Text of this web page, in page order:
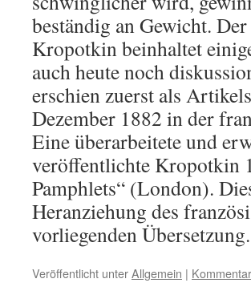
beständig an Gewicht.
Kropotkin beinhaltet
auch heute noch
erschien zuerst als
Dezember 1882 in der
Eine überarbeitete und
veröffentlichte Kropotkin
Pamphlets“ (London).
Heranziehung des
vorliegenden Übersetzung.
Veröffentlicht unterAllgemein |